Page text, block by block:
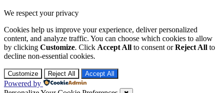
We respect your privacy
Cookies help us improve your experience, deliver personalized
content, and analyze traffic. You can choose which cookies to allow
by clicking Customize. Click Accept All to consent orReject All to
decline non-essential cookies.
Customize Reject All Accept All
Powered by